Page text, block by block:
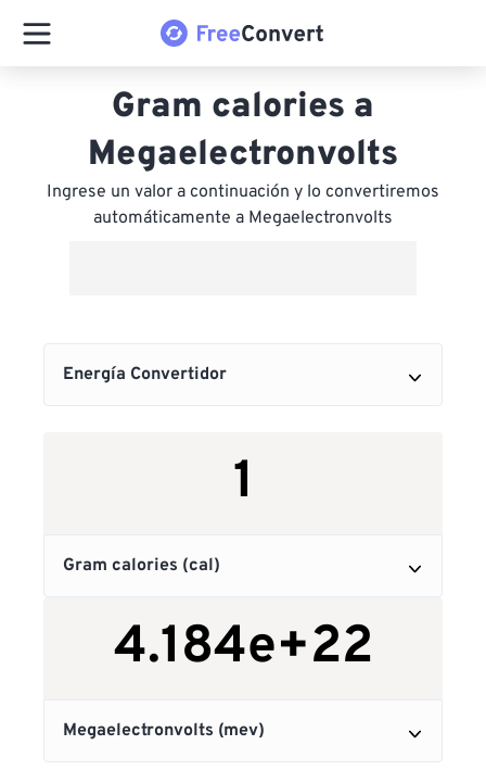
Gram calories a
Megaelectronvolts
Ingrese un valor a continuación y lo convertiremos
automáticamente a Megaelectronvolts